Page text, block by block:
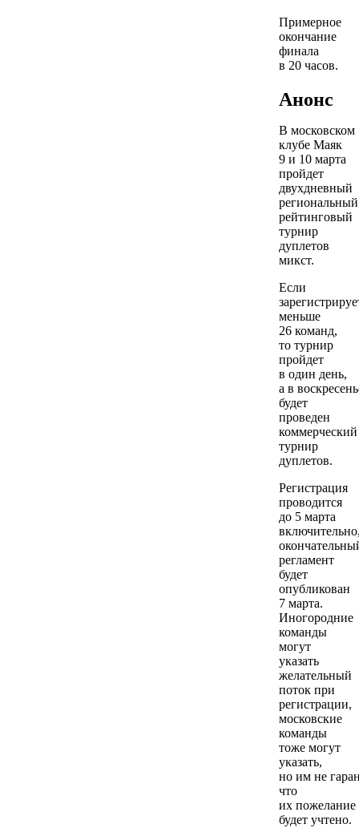
Примерное
окончание
финала
в 20 часов.
Анонс
В московском
клубе Маяк
9 и 10 марта
пройдет
двухдневный
региональный
рейтинговый
турнир
дуплетов
микст.
Если
меньше
26 команд,
то турнир
пройдет
в один день,
а в
будет
проведен
коммерческий
турнир
дуплетов.
Регистрация
проводится
до 5 марта
регламент
будет
опубликован
7 марта.
Иногородние
команды
могут
указать
желательный
поток при
регистрации,
московские
команды
тоже могут
указать,
но им не
что
их пожелание
будет учтено.